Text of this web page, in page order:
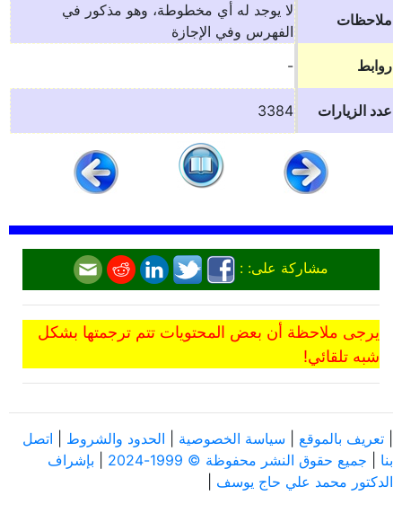
ملاحظات
لا يوجد له أي مخطوطة، وهو مذكور في
الفهرس وفي الإجازة
روابط
-
عدد الزيارات 3384
مشاركة على: :
يرجى ملاحظة أن بعض المحتويات تتم ترجمتها بشكل
شبه تلقائي!
تعريف بالموقع سياسة الخصوصية الحدود والشروط
اتصل
بنا
جميع حقوق النشر محفوظة © 1999-2024
بإشراف
الدكتور محمد علي حاج يوسف